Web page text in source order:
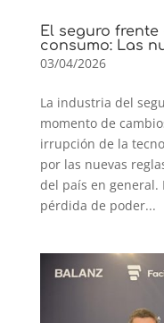
El seguro
consumo: Las
03/04/2026
La industria del
momento de
irrupción de la
por las nuevas
del país en general.
pérdida de poder...